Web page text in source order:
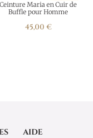
Ceinture Maria en Cuir de
Buffle pour Homme
45,00 €
AIDE